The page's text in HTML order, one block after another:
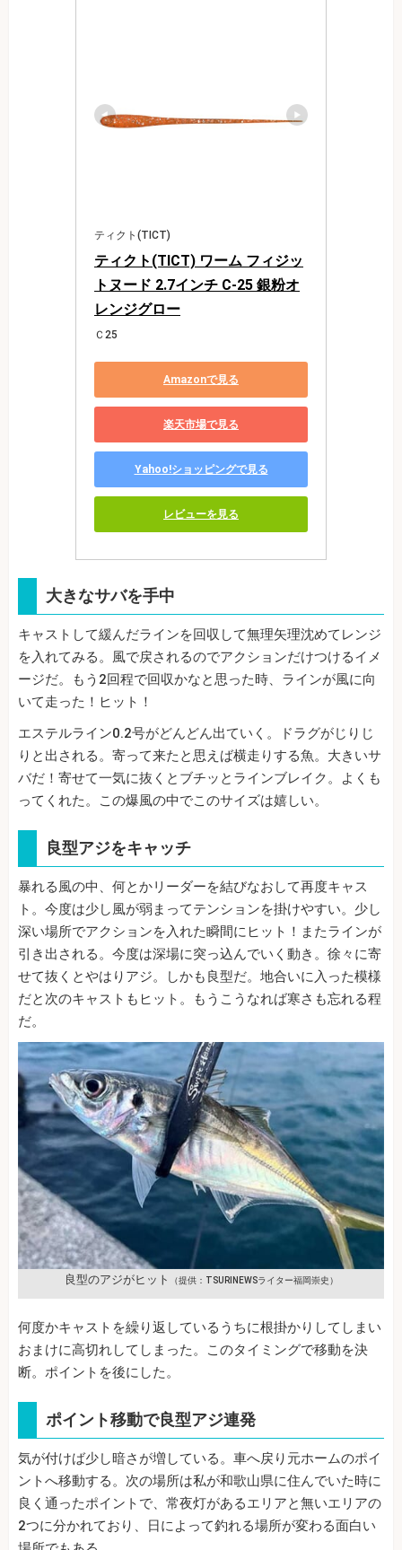
ティクト(TICT)
ティクト(TICT) ワーム フィジッ
トヌード 2.7インチ C-25 銀粉オ
レンジグロー
Ｃ25
Amazonで見る
楽天市場で見る
Yahoo!ショッピングで見る
レビューを見る
大きなサバを手中
キャストして緩んだラインを回収して無理矢理沈めてレンジ
を入れてみる。風で戻されるのでアクションだけつけるイメ
ージだ。もう2回程で回収かなと思った時、ラインが風に向
いて走った！ヒット！
エステルライン0.2号がどんどん出ていく。ドラグがじりじ
りと出される。寄って来たと思えば横走りする魚。大きいサ
バだ！寄せて一気に抜くとブチッとラインブレイク。よくも
ってくれた。この爆風の中でこのサイズは嬉しい。
良型アジをキャッチ
暴れる風の中、何とかリーダーを結びなおして再度キャス
ト。今度は少し風が弱まってテンションを掛けやすい。少し
深い場所でアクションを入れた瞬間にヒット！またラインが
引き出される。今度は深場に突っ込んでいく動き。徐々に寄
せて抜くとやはりアジ。しかも良型だ。地合いに入った模様
だと次のキャストもヒット。もうこうなれば寒さも忘れる程
だ。
良型のアジがヒット （提供：TSURINEWSライター福岡崇史）
何度かキャストを繰り返しているうちに根掛かりしてしまい
おまけに高切れしてしまった。このタイミングで移動を決
断。ポイントを後にした。
ポイント移動で良型アジ連発
気が付けば少し暗さが増している。車へ戻り元ホームのポイ
ントへ移動する。次の場所は私が和歌山県に住んでいた時に
良く通ったポイントで、常夜灯があるエリアと無いエリアの
2つに分かれており、日によって釣れる場所が変わる面白い